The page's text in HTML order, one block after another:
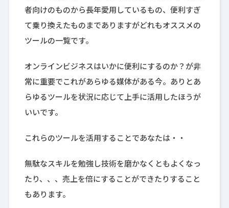
者向けのものから長年愛用しているもの、便利すぎ
て乗り換えたものまでありますがどれもオススメの
ツールの一覧です。
オンラインビジネスはいかに便利にするのか？が非
常に重要でこれがあらゆる媒体がある今。ありとあ
らゆるツールを状況に応じて上手に活用したほうが
いいです。
これらのツールを活用することであなたは・・
無駄なスキルを勉強し技術を磨かなくともよくなっ
たり、、、売上を倍にすることができたりすること
もあります。